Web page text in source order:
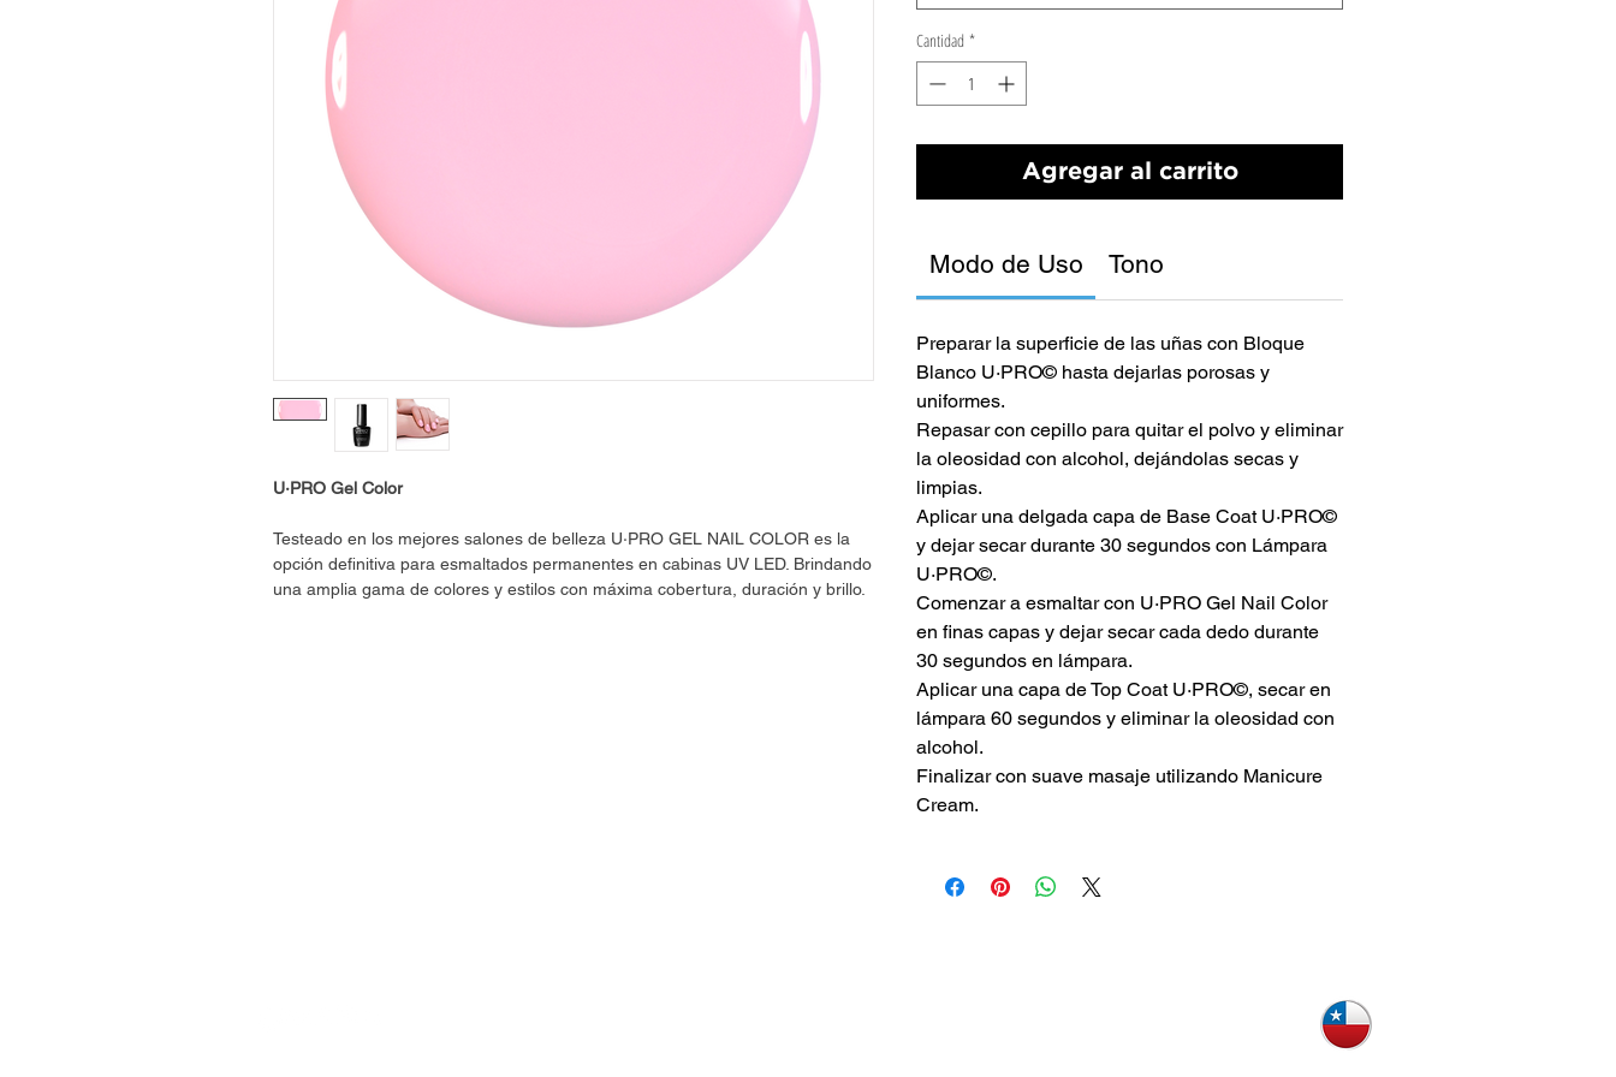
U·PRO Gel Color
Testeado en los mejores salones de belleza U·PRO GEL NAIL COLOR es la
opción definitiva para esmaltados permanentes en cabinas UV LED. Brindando
una amplia gama de colores y estilos con máxima cobertura, duración y brillo.
Cantidad *
Agregar al carrito
Modo de Uso Tono
Preparar la superficie de las uñas con Bloque
Blanco U·PRO© hasta dejarlas porosas y
uniformes.
Repasar con cepillo para quitar el polvo y eliminar
la oleosidad con alcohol, dejándolas secas y
limpias.
Aplicar una delgada capa de Base Coat U·PRO©
y dejar secar durante 30 segundos con Lámpara
U·PRO©.
Comenzar a esmaltar con U·PRO Gel Nail Color
en finas capas y dejar secar cada dedo durante
30 segundos en lámpara.
Aplicar una capa de Top Coat U·PRO©, secar en
lámpara 60 segundos y eliminar la oleosidad con
alcohol.
Finalizar con suave masaje utilizando Manicure
Cream.